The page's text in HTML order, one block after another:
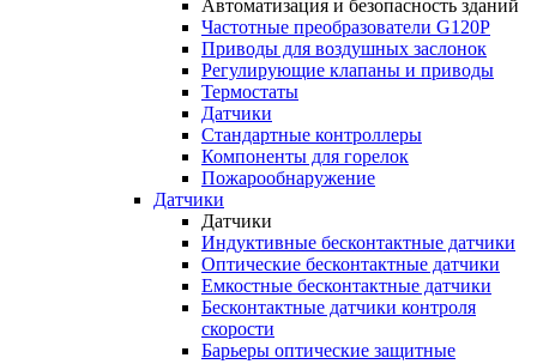
Автоматизация и безопасность зданий
Частотные преобразователи G120P
Приводы для воздушных заслонок
Регулирующие клапаны и приводы
Термостаты
Датчики
Стандартные контроллеры
Компоненты для горелок
Пожарообнаружение
Датчики
Датчики
Индуктивные бесконтактные датчики
Оптические бесконтактные датчики
Емкостные бесконтактные датчики
Бесконтактные датчики контроля
скорости
Барьеры оптические защитные